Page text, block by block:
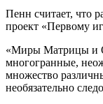
Пенн считает, что
проект «Первому
«Миры Матрицы и
многогранные,
множество
необязательно